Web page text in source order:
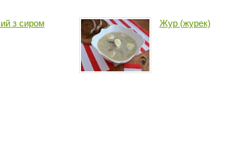
з сиром Жур (журек)